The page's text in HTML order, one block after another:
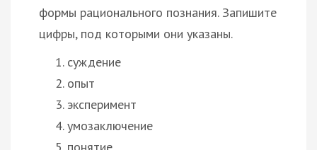
формы рационального познания. Запишите
цифры, под которыми они указаны.
суждение
опыт
эксперимент
умозаключение
понятие